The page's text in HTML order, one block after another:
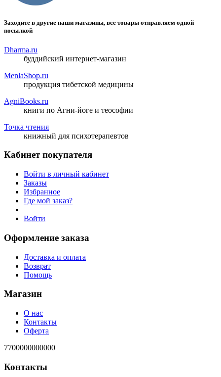
Заходите в другие наши магазины, все товары отправляем одной
посылкой
Dharma.ru
буддийский интернет-магазин
MenlaShop.ru
продукция тибетской медицины
AgniBooks.ru
книги по Агни-йоге и теософии
Точка чтения
книжный для психотерапевтов
Кабинет покупателя
Войти в личный кабинет
Заказы
Избранное
Где мой заказ?
Войти
Оформление заказа
Доставка и оплата
Возврат
Помощь
Магазин
О нас
Контакты
Оферта
7700000000000
Контакты